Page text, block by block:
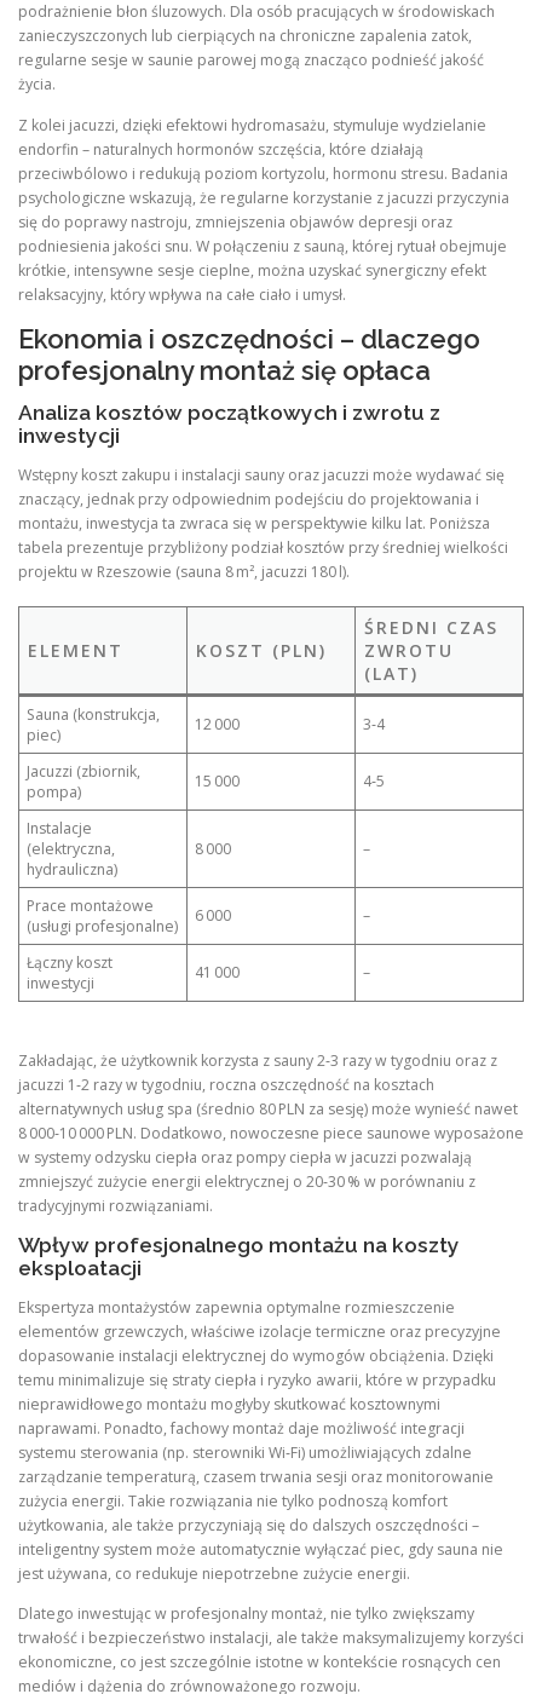
podrażnienie błon śluzowych. Dla osób pracujących w środowiskach
zanieczyszczonych lub cierpiących na chroniczne zapalenia zatok,
regularne sesje w saunie parowej mogą znacząco podnieść jakość
życia.
Z kolei jacuzzi, dzięki efektowi hydromasażu, stymuluje wydzielanie
endorfin – naturalnych hormonów szczęścia, które działają
przeciwbólowo i redukują poziom kortyzolu, hormonu stresu. Badania
psychologiczne wskazują, że regularne korzystanie z jacuzzi przyczynia
się do poprawy nastroju, zmniejszenia objawów depresji oraz
podniesienia jakości snu. W połączeniu z sauną, której rytuał obejmuje
krótkie, intensywne sesje cieplne, można uzyskać synergiczny efekt
relaksacyjny, który wpływa na całe ciało i umysł.
Ekonomia i oszczędności – dlaczego
profesjonalny montaż się opłaca
Analiza kosztów początkowych i zwrotu z
inwestycji
Wstępny koszt zakupu i instalacji sauny oraz jacuzzi może wydawać się
znaczący, jednak przy odpowiednim podejściu do projektowania i
montażu, inwestycja ta zwraca się w perspektywie kilku lat. Poniższa
tabela prezentuje przybliżony podział kosztów przy średniej wielkości
projektu w Rzeszowie (sauna 8 m², jacuzzi 180 l).
ELEMENT KOSZT (PLN)
ŚREDNI CZAS
ZWROTU
(LAT)
Sauna (konstrukcja,
piec)
12 000 3‑4
Jacuzzi (zbiornik,
pompa)
15 000 4‑5
Instalacje
(elektryczna,
hydrauliczna)
8 000 –
Prace montażowe
(usługi profesjonalne)
6 000 –
Łączny koszt
inwestycji
41 000 –
Zakładając, że użytkownik korzysta z sauny 2‑3 razy w tygodniu oraz z
jacuzzi 1‑2 razy w tygodniu, roczna oszczędność na kosztach
alternatywnych usług spa (średnio 80 PLN za sesję) może wynieść nawet
8 000‑10 000 PLN. Dodatkowo, nowoczesne piece saunowe wyposażone
w systemy odzysku ciepła oraz pompy ciepła w jacuzzi pozwalają
zmniejszyć zużycie energii elektrycznej o 20‑30 % w porównaniu z
tradycyjnymi rozwiązaniami.
Wpływ profesjonalnego montażu na koszty
eksploatacji
Ekspertyza montażystów zapewnia optymalne rozmieszczenie
elementów grzewczych, właściwe izolacje termiczne oraz precyzyjne
dopasowanie instalacji elektrycznej do wymogów obciążenia. Dzięki
temu minimalizuje się straty ciepła i ryzyko awarii, które w przypadku
nieprawidłowego montażu mogłyby skutkować kosztownymi
naprawami. Ponadto, fachowy montaż daje możliwość integracji
systemu sterowania (np. sterowniki Wi‑Fi) umożliwiających zdalne
zarządzanie temperaturą, czasem trwania sesji oraz monitorowanie
zużycia energii. Takie rozwiązania nie tylko podnoszą komfort
użytkowania, ale także przyczyniają się do dalszych oszczędności –
inteligentny system może automatycznie wyłączać piec, gdy sauna nie
jest używana, co redukuje niepotrzebne zużycie energii.
Dlatego inwestując w profesjonalny montaż, nie tylko zwiększamy
trwałość i bezpieczeństwo instalacji, ale także maksymalizujemy korzyści
ekonomiczne, co jest szczególnie istotne w kontekście rosnących cen
mediów i dążenia do zrównoważonego rozwoju.